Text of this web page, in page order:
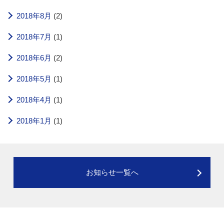
2018年8月 (2)
2018年7月 (1)
2018年6月 (2)
2018年5月 (1)
2018年4月 (1)
2018年1月 (1)
お知らせ一覧へ